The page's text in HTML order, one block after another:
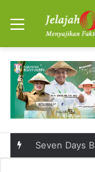
Menu